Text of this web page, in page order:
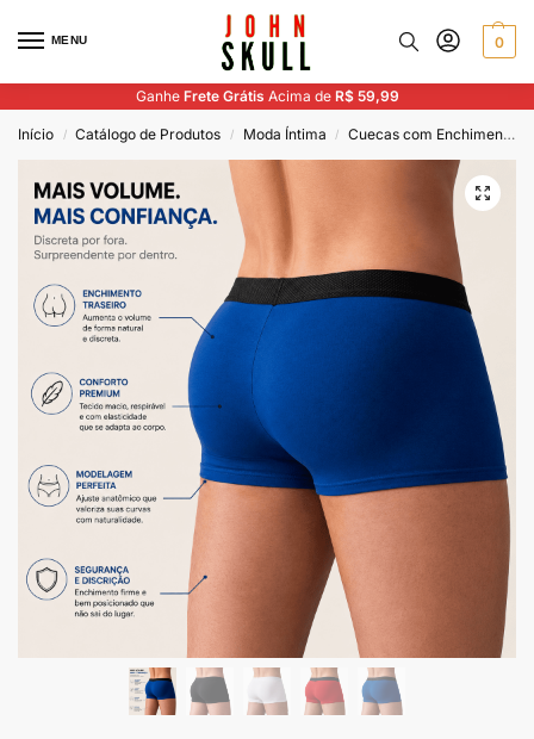
MENU 0
Ganhe Frete Grátis Acima de R$ 59,99
Início / Catálogo de Produtos / Moda Íntima / Cuecas com Enchimento